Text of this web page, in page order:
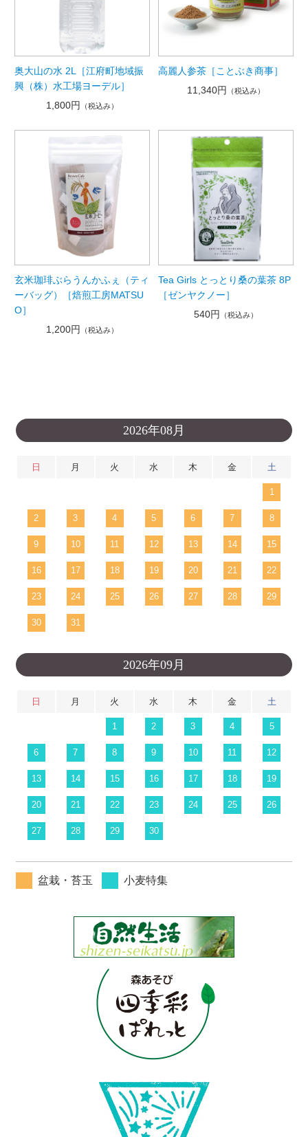
奥大山の水 2L［江府町地域振
興（株）水工場ヨーデル］
1,800円
（税込み）
高麗人参茶［ことぶき商事］
11,340円
（税込み）
玄米珈琲ぶらうんかふぇ（ティ
ーバッグ）［焙煎工房MATSU
O］
1,200円
（税込み）
Tea Girls とっとり桑の葉茶 8P
［ゼンヤクノー］
540円
（税込み）
2026年08月
日 月 火 水 木 金 土
1
2 3 4 5 6 7 8
9 10 11 12 13 14 15
16 17 18 19 20 21 22
23 24 25 26 27 28 29
30 31
2026年09月
日 月 火 水 木 金 土
1 2 3 4 5
6 7 8 9 10 11 12
13 14 15 16 17 18 19
20 21 22 23 24 25 26
27 28 29 30
盆栽・苔玉 小麦特集